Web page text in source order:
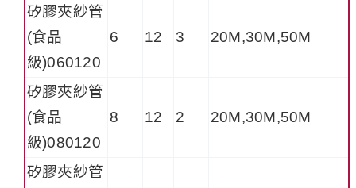
矽膠夾紗管
(食品
級)060120
6 12 3 20M,30M,50M
矽膠夾紗管
(食品
級)080120
8 12 2 20M,30M,50M
矽膠夾紗管